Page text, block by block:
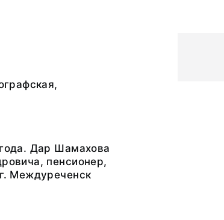
Дар Шамахова
пенсионер,
Междуреченск